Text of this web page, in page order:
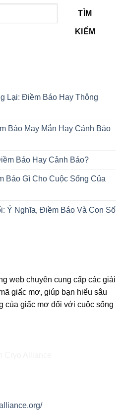
TÌM
KIẾM
Lại: Điềm Báo Hay Thông
Báo May Mắn Hay Cảnh Báo
Báo Hay Cảnh Báo?
Báo Gì Cho Cuộc Sống Của
Ý Nghĩa, Điềm Báo Và Con Số
web chuyên cung cấp các giải
giấc mơ, giúp bạn hiểu sâu
của giấc mơ đối với cuộc sống